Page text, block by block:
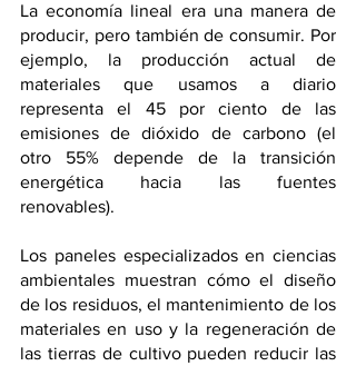
La economía lineal era una manera de
producir, pero también de consumir. Por
ejemplo, la producción actual de
materiales que usamos a diario
representa el 45 por ciento de las
emisiones de dióxido de carbono (el
otro 55% depende de la transición
energética hacia las fuentes
renovables).
Los paneles especializados en ciencias
ambientales muestran cómo el diseño
de los residuos, el mantenimiento de los
materiales en uso y la regeneración de
las tierras de cultivo pueden reducir las